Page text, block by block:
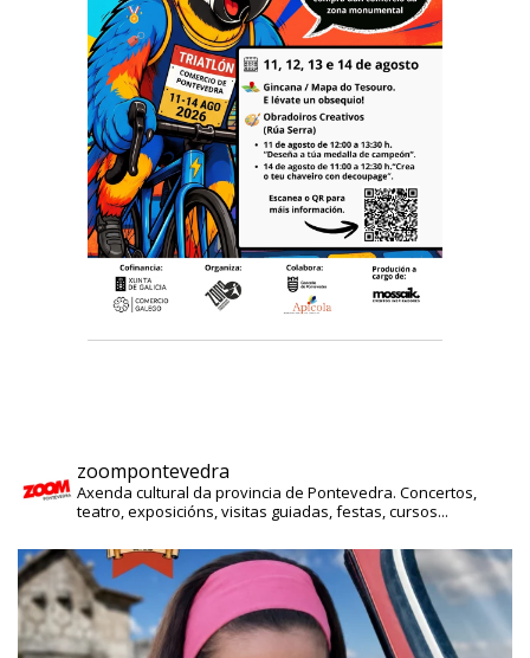
zoompontevedra
Axenda cultural da provincia de Pontevedra. Concertos,
teatro, exposicións, visitas guiadas, festas, cursos...